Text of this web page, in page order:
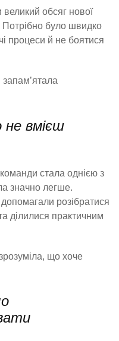
обсяг нової
Потрібно було швидко
процеси й не боятися
вмієш
стала однією з
значно легше.
розібратися
ділилися практичним
що хоче